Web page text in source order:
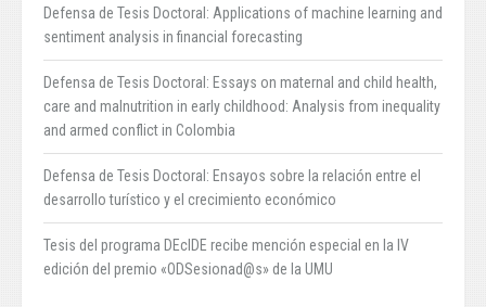
Defensa de Tesis Doctoral: Applications of machine learning and
sentiment analysis in financial forecasting
Defensa de Tesis Doctoral: Essays on maternal and child health,
care and malnutrition in early childhood: Analysis from inequality
and armed conflict in Colombia
Defensa de Tesis Doctoral: Ensayos sobre la relación entre el
desarrollo turístico y el crecimiento económico
Tesis del programa DEcIDE recibe mención especial en la IV
edición del premio «ODSesionad@s» de la UMU